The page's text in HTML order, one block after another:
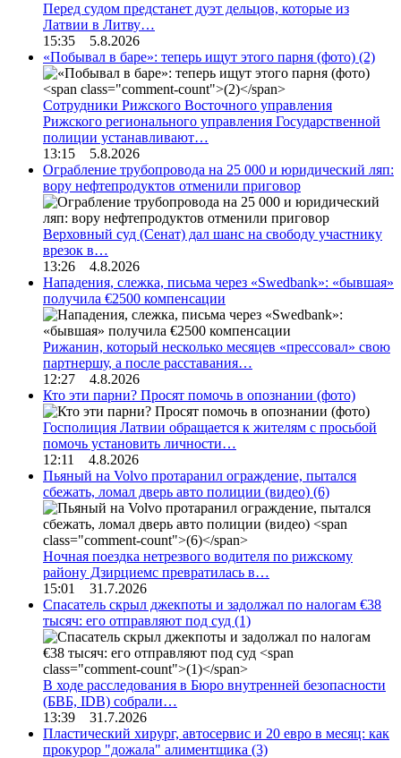
Перед судом предстанет дуэт дельцов, которые из
Латвии в Литву…
15:35 5.8.2026
«Побывал в баре»: теперь ищут этого парня (фото) (2)
Сотрудники Рижского Восточного управления
Рижского регионального управления Государственной
полиции устанавливают…
13:15 5.8.2026
Ограбление трубопровода на 25 000 и юридический ляп:
вору нефтепродуктов отменили приговор
Верховный суд (Сенат) дал шанс на свободу участнику
врезок в…
13:26 4.8.2026
Нападения, слежка, письма через «Swedbank»: «бывшая»
получила €2500 компенсации
Рижанин, который несколько месяцев «прессовал» свою
партнершу, а после расставания…
12:27 4.8.2026
Кто эти парни? Просят помочь в опознании (фото)
Госполиция Латвии обращается к жителям с просьбой
помочь установить личности…
12:11 4.8.2026
Пьяный на Volvo протаранил ограждение, пытался
сбежать, ломал дверь авто полиции (видео) (6)
Ночная поездка нетрезвого водителя по рижскому
району Дзирциемс превратилась в…
15:01 31.7.2026
Спасатель скрыл джекпоты и задолжал по налогам €38
тысяч: его отправляют под суд (1)
В ходе расследования в Бюро внутренней безопасности
(БВБ, IDB) собрали…
13:39 31.7.2026
Пластический хирург, автосервис и 20 евро в месяц: как
прокурор "дожала" алиментщика (3)